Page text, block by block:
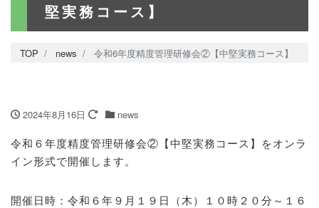
堅実務コース】
TOP news 令和6年度精度管理研修会②【中堅実務コース】
2024年8月16日 news
令和６年度精度管理研修会②【中堅実務コース】をオンラ
イン形式で開催します。
開催日時：令和６年９月１９日（木）１０時２０分～１６